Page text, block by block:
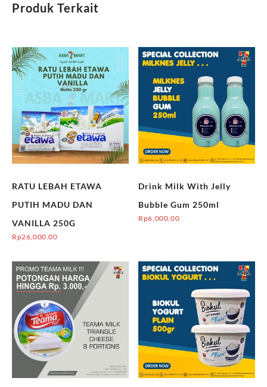
Produk Terkait
RATU LEBAH ETAWA
PUTIH MADU DAN
VANILLA 250G
Rp26,000.00
Drink Milk With Jelly
Bubble Gum 250ml
Rp6,000.00